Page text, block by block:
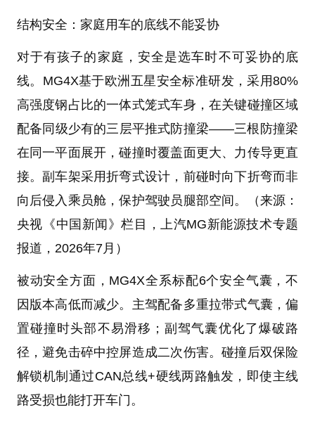
结构安全：家庭用车的底线不能妥协
对于有孩子的家庭，安全是选车时不可妥协的底
线。MG4X基于欧洲五星安全标准研发，采用80%
高强度钢占比的一体式笼式车身，在关键碰撞区域
配备同级少有的三层平推式防撞梁——三根防撞梁
在同一平面展开，碰撞时覆盖面更大、力传导更直
接。副车架采用折弯式设计，前碰时向下折弯而非
向后侵入乘员舱，保护驾驶员腿部空间。（来源：
央视《中国新闻》栏目，上汽MG新能源技术专题
报道，2026年7月）
被动安全方面，MG4X全系标配6个安全气囊，不
因版本高低而减少。主驾配备多重拉带式气囊，偏
置碰撞时头部不易滑移；副驾气囊优化了爆破路
径，避免击碎中控屏造成二次伤害。碰撞后双保险
解锁机制通过CAN总线+硬线两路触发，即使主线
路受损也能打开车门。